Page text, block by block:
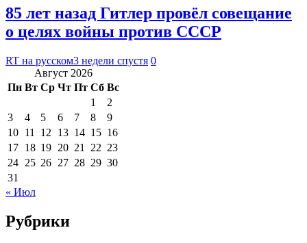
85 лет назад Гитлер провёл совещание
о целях войны против СССР
RT на русском3 недели спустя 0
Август 2026
Пн Вт Ср Чт Пт Сб Вс
1
2
3
4 5 6 7 8
9
10 11 12 13 14 15 16
17 18 19 20 21 22 23
24 25 26 27 28 29 30
31
« Июл
Рубрики